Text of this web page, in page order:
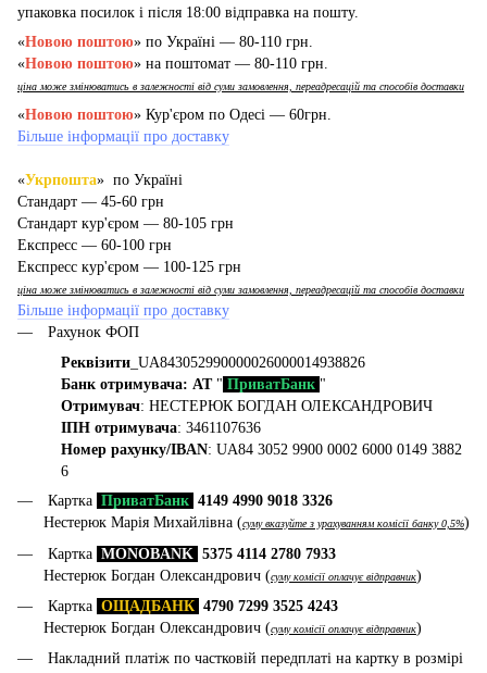
упаковка посилок і після 18:00 відправка на пошту.
«Новою поштою» по Україні — 80-110 грн.
«Новою поштою» на поштомат — 80-110 грн.
ціна може змінюватись в залежності від суми замовлення, переадресацій та способів доставки
«Новою поштою» Кур'єром по Одесі — 60грн.
Більше інформації про доставку
«Укрпошта» по Україні
Стандарт — 45-60 грн
Стандарт кур'єром — 80-105 грн
Експресс — 60-100 грн
Експресс кур'єром — 100-125 грн
ціна може змінюватись в залежності від суми замовлення, переадресацій та способів доставки
Більше інформації про доставку
Рахунок ФОП
Реквізити _UA843052990000026000014938826
Банк отримувача: АТ" ПриватБанк "
Отримувач: НЕСТЕРЮК БОГДАН ОЛЕКСАНДРОВИЧ
ІПН отримувача: 3461107636
Номер рахунку/IBAN: UA84 3052 9900 0002 6000 0149 3882
6
Картка ПриватБанк 4149 4990 9018 3326
Нестерюк Марія Михайлівна (суму вказуйте з урахуванням комісії банку 0,5%)
Картка MONOBANK 5375 4114 2780 7933
Нестерюк Богдан Олександрович (суму комісії оплачує відправник)
Картка ОЩАДБАНК 4790 7299 3525 4243
Нестерюк Богдан Олександрович (суму комісії оплачує відправник)
Накладний платіж по частковій передплаті на картку в розмірі